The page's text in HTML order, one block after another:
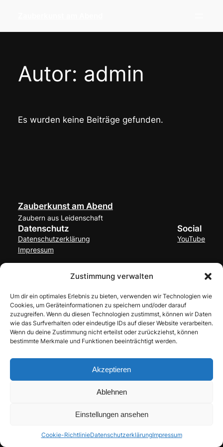
Zustimmung verwalten
Um dir ein optimales Erlebnis zu bieten, verwenden wir Technologien wie
Cookies, um Geräteinformationen zu speichern und/oder darauf
zuzugreifen. Wenn du diesen Technologien zustimmst, können wir Daten
wie das Surfverhalten oder eindeutige IDs auf dieser Website verarbeiten.
Wenn du deine Zustimmung nicht erteilst oder zurückziehst, können
bestimmte Merkmale und Funktionen beeinträchtigt werden.
Akzeptieren
Ablehnen
Einstellungen ansehen
Cookie-RichtlinieDatenschutzerklärungImpressum
Inhalt
Autor: admin
Es wurden keine Beiträge gefunden.
Zauberkunst am Abend
Zaubern aus Leidenschaft
Datenschutz
Datenschutzerklärung
Impressum
Social
YouTube